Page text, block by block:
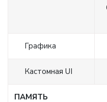
Графика
Кастомная UI
ПАМЯТЬ